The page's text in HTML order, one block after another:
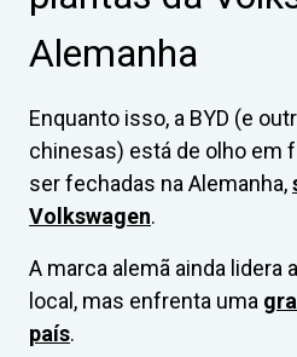
Alemanha
Enquanto isso, a BYD (e
chinesas) está de olho em
ser fechadas na Alemanha,
Volkswagen.
A marca alemã ainda lidera
local, mas enfrenta uma
país.